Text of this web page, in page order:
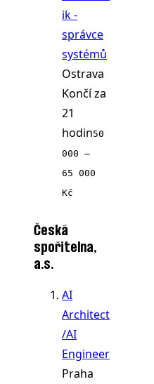
ik -
správce
systémů
Ostrava
Končí za
21
hodin50
000 ‍–‍
65 000
Kč
Česká
spořitelna,
a.s.
AI
Architect
/AI
Engineer
Praha